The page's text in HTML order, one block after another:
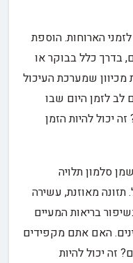
הארוחות. הוספת
בדרך כלל בבוקר או
שמערכת העיכול
לב לזמן היום שבו
יכול להיות הזמן
סלמון תלויה
מאוזנת, עשירה
בריאות המעיים
האם אתם מקפידים
זה יכול להיות